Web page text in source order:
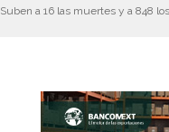
Suben a 16 las muertes y a 848